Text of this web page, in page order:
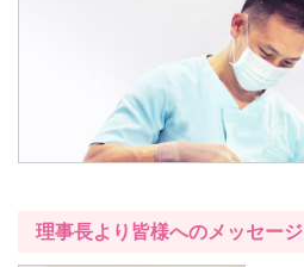
理事長より皆様へのメッセージ